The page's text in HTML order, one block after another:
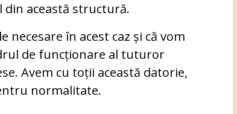
această structură.
în acest caz și că vom
de funcționare al tuturor
Avem cu toții această datorie,
normalitate.